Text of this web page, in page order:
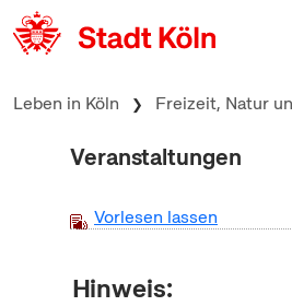
zum Inhalt springen
Leben in Köln Freizeit, Natur
Veranstaltungen
Vorlesen lassen
Hinweis: